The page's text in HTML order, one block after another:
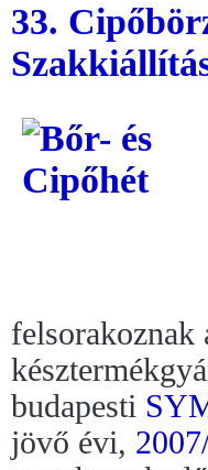
33.
felsorakoznak
budapesti
jövő évi,